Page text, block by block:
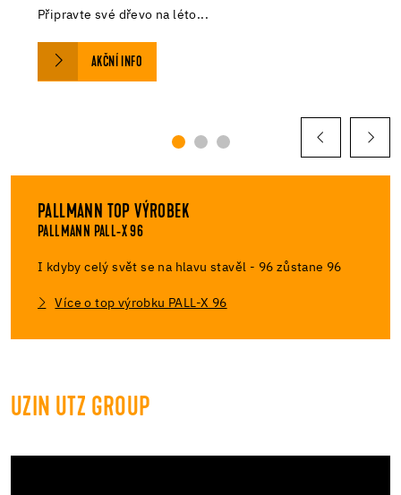
Léto, ideální čas pro renovaci podlah ve školních
AKČNÍ INFO
PALLMANN TOP VÝROBEK
PALLMANN PALL-X 96
I kdyby celý svět se na hlavu stavěl - 96 zůstane 96
Více o top výrobku PALL-X 96
UZIN UTZ GROUP